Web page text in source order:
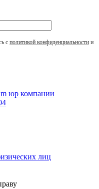
с политикой конфиденциальности и
лиц